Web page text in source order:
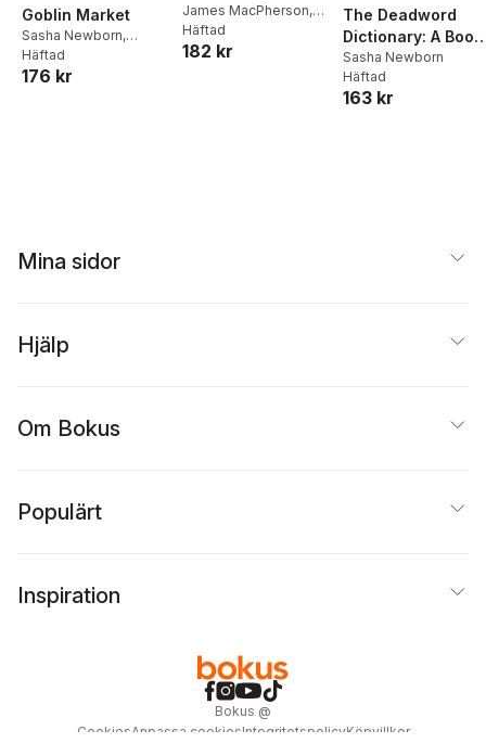
Goblin Market
Sasha Newborn,
Christina Rossetti
Häftad
176 kr
James MacPherson,
Sasha Newborn
Häftad
182 kr
The Deadword
Dictionary: A Book
of Outdated
Sasha Newborn
Häftad
163 kr
Mina sidor
Hjälp
Om Bokus
Populärt
Inspiration
Bokus @
Cookies Anpassa cookiesIntegritetspolicyKöpvillkor